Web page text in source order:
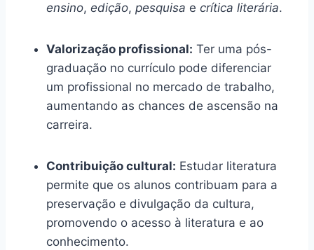
ensino, edição, pesquisa e crítica literária.
Valorização profissional: Ter uma pós-
graduação no currículo pode diferenciar
um profissional no mercado de trabalho,
aumentando as chances de ascensão na
carreira.
Contribuição cultural: Estudar literatura
permite que os alunos contribuam para a
preservação e divulgação da cultura,
promovendo o acesso à literatura e ao
conhecimento.